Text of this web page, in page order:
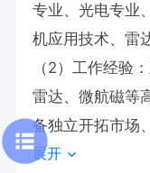
专业、光电专业
机应用技术、雷
（2）工作经验
雷达、微航磁等
备独立开拓市场
（3）资源要求
展开